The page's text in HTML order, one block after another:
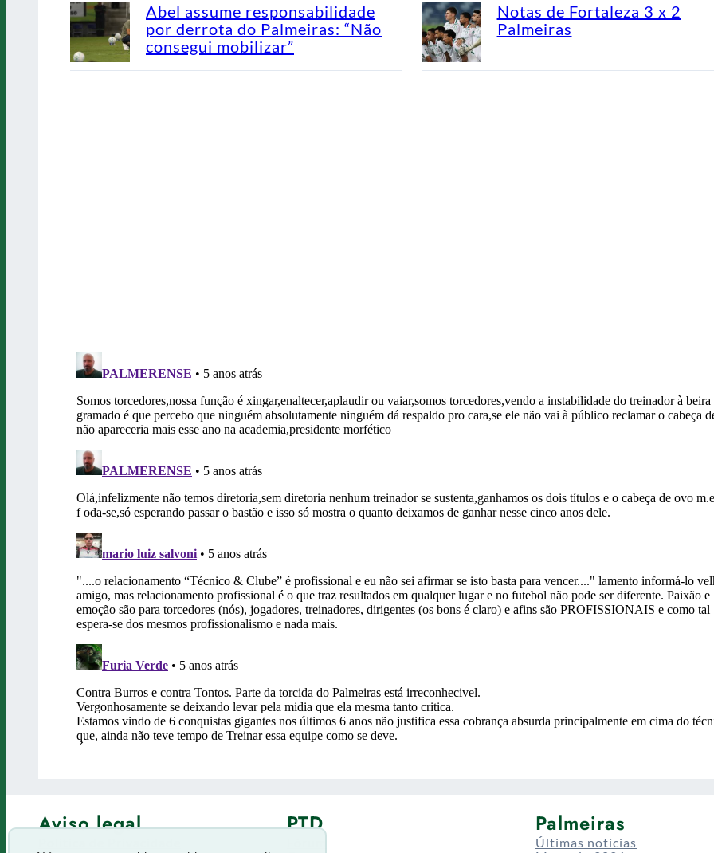
Abel assume responsabilidade
por derrota do Palmeiras: “Não
consegui mobilizar”
Notas de Fortaleza 3 x 2
Palmeiras
Aviso legal PTD Palmeiras
Últimas notícias